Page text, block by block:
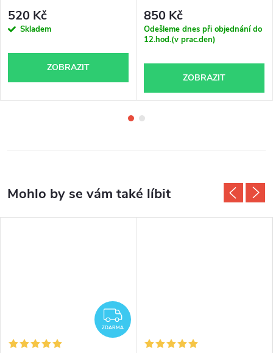
520 Kč
Skladem
ZOBRAZIT
850 Kč
Odešleme dnes při objednání do
12.hod.(v prac.den)
ZOBRAZIT
ZDARMA
ZDARMA